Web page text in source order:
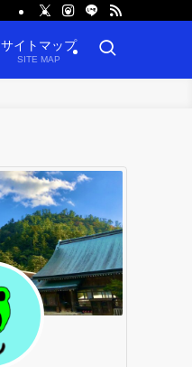
サイトマップ
SITE MAP